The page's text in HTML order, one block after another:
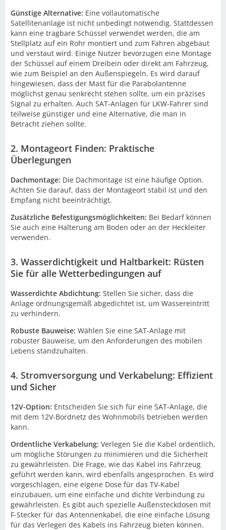
Günstige Alternative: Eine vollautomatische
Satellitenanlage ist nicht unbedingt notwendig. Stattdessen
kann eine tragbare Schüssel verwendet werden, die am
Stellplatz auf ein Rohr montiert und zum Fahren abgebaut
und verstaut wird. Einige Nutzer bevorzugen eine Montage
der Schüssel auf einem Dreibein oder direkt am Fahrzeug,
wie zum Beispiel an den Außenspiegeln. Es wird darauf
hingewiesen, dass der Mast für die Parabolantenne
möglichst genau senkrecht stehen sollte, um ein präzises
Signal zu erhalten. Auch SAT-Anlagen für LKW-Fahrer sind
teilweise günstiger und eine Alternative, die man in
Betracht ziehen sollte.
2. Montageort Finden: Praktische
Überlegungen
Dachmontage: Die Dachmontage ist eine häufige Option.
Achten Sie darauf, dass der Montageort stabil ist und den
Empfang nicht beeinträchtigt.
Zusätzliche Befestigungsmöglichkeiten: Bei Bedarf können
Sie auch eine Halterung am Boden oder an der Heckleiter
verwenden.
3. Wasserdichtigkeit und Haltbarkeit: Rüsten
Sie für alle Wetterbedingungen auf
Wasserdichte Abdichtung: Stellen Sie sicher, dass die
Anlage ordnungsgemäß abgedichtet ist, um Wassereintritt
zu verhindern.
Robuste Bauweise: Wählen Sie eine SAT-Anlage mit
robuster Bauweise, um den Anforderungen des mobilen
Lebens standzuhalten.
4. Stromversorgung und Verkabelung: Effizient
und Sicher
12V-Option: Entscheiden Sie sich für eine SAT-Anlage, die
mit dem 12V-Bordnetz des Wohnmobils betrieben werden
kann.
Ordentliche Verkabelung: Verlegen Sie die Kabel ordentlich,
um mögliche Störungen zu minimieren und die Sicherheit
zu gewährleisten. Die Frage, wie das Kabel ins Fahrzeug
geführt werden kann, wird ebenfalls angesprochen. Es wird
vorgeschlagen, eine eigene Dose für das TV-Kabel
einzubauen, um eine einfache und dichte Verbindung zu
gewährleisten. Es gibt auch spezielle Außensteckdosen mit
F-Stecker für das Antennenkabel, die eine einfache Lösung
für das Verlegen des Kabels ins Fahrzeug bieten können.